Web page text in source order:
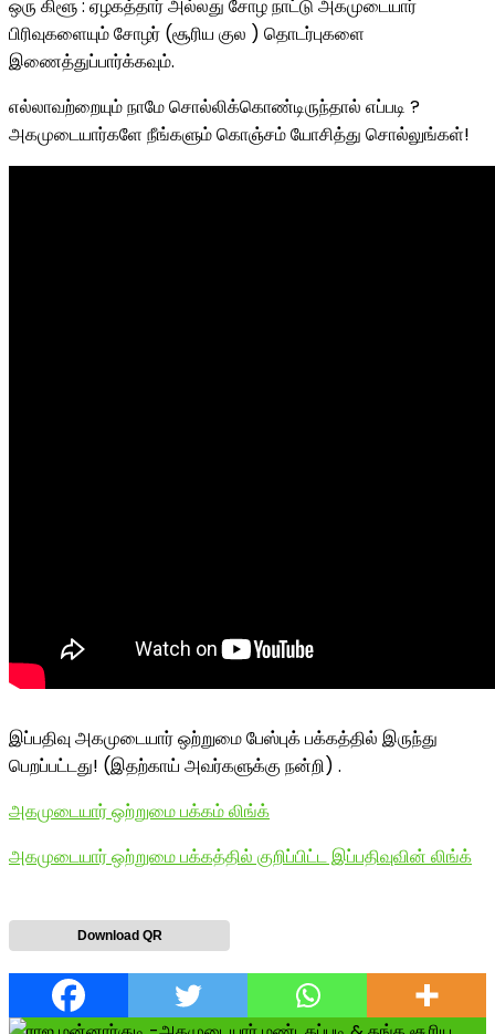
ஒரு கிளூ : ஏழகத்தார் அல்லது சோழ நாட்டு அகமுடையார்
பிரிவுகளையும் சோழர் (சூரிய குல ) தொடர்புகளை
இணைத்துப்பார்க்கவும்.
எல்லாவற்றையும் நாமே சொல்லிக்கொண்டிருந்தால் எப்படி ?
அகமுடையார்களே நீங்களும் கொஞ்சம் யோசித்து சொல்லுங்கள்!
இப்பதிவு அகமுடையார் ஒற்றுமை பேஸ்புக் பக்கத்தில் இருந்து
பெறப்பட்டது! (இதற்காய் அவர்களுக்கு நன்றி) .
அகமுடையார் ஒற்றுமை பக்கம் லிங்க்
அகமுடையார் ஒற்றுமை பக்கத்தில் குறிப்பிட்ட இப்பதிவுவின் லிங்க்
Download QR